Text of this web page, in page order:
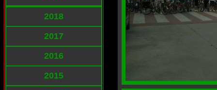
2018
2017
2016
2015